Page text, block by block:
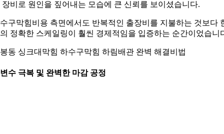
장비로 원인을 짚어내는 모습에 큰 신뢰를 보이셨습니다.
구막힘비용 측면에서도 반복적인 출장비를 지불하는 것보다
정확한 스케일링이 훨씬 경제적임을 입증하는 순간이었습니
동 싱크대막힘 하수구막힘 하림배관 완벽 해결비법
수 극복 및 완벽한 마감 공정